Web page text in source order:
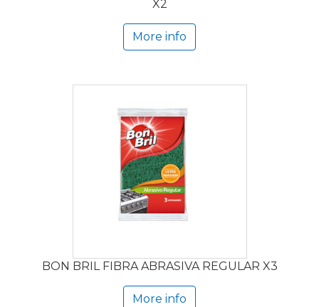
X2
More info
BON BRIL FIBRA ABRASIVA REGULAR X3
More info